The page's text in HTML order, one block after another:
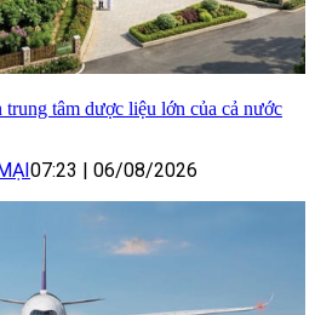
tâm dược liệu lớn của cả nước
07:23 06/08/2026